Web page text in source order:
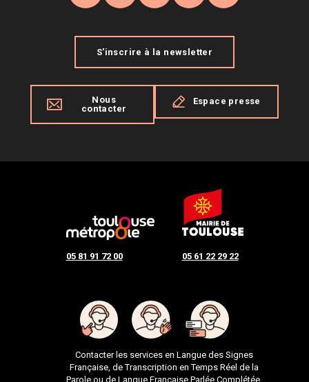
05 81 91 72 00 05 61 22 29 22
Contacter les services en Langue des Signes
Française, de Transcription en Temps Réel de la
Parole ou de Langue Française Parlée Complétée.
S'inscrire à la newsletter
Nous
contacter
Espace presse